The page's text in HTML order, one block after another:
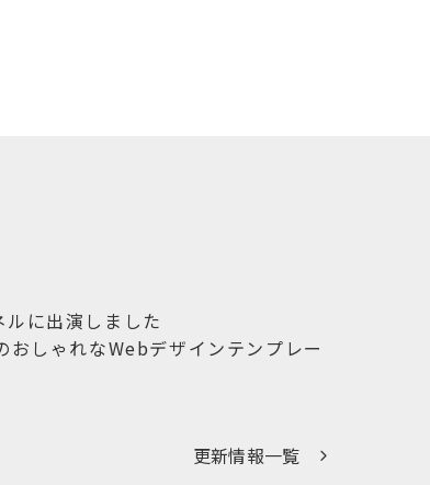
に出演しました
しゃれなWebデザインテンプレー
更新情報一覧